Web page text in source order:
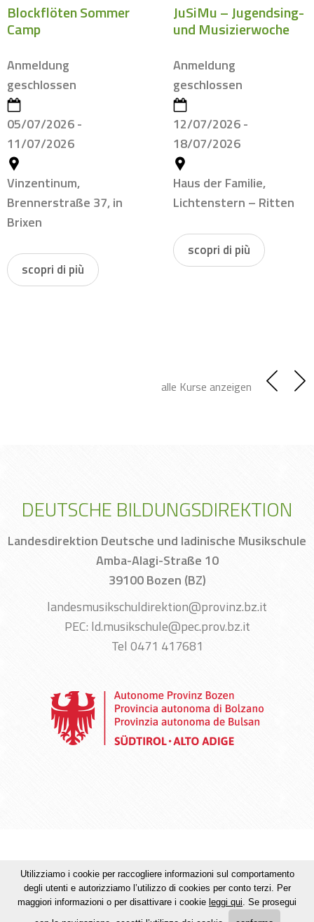
Blockflöten Sommer
Camp
Anmeldung
geschlossen
05/07/2026 -
11/07/2026
Vinzentinum,
Brennerstraße 37, in
Brixen
scopri di più
JuSiMu – Jugendsing-
und Musizierwoche
Anmeldung
geschlossen
12/07/2026 -
18/07/2026
Haus der Familie,
Lichtenstern – Ritten
scopri di più
alle Kurse anzeigen
DEUTSCHE BILDUNGSDIREKTION
Landesdirektion Deutsche und ladinische Musikschule
Amba-Alagi-Straße 10
39100 Bozen (BZ)
landesmusikschuldirektion@provinz.bz.it
PEC: ld.musikschule@pec.prov.bz.it
Tel 0471 417681
Credits Privacy Mappa del sito
MwSt. + Str. Nr. :
00390090215
Utilizziamo i cookie per raccogliere informazioni sul comportamento
degli utenti e autorizziamo l’utilizzo di cookies per conto terzi. Per
maggiori informazioni o per disattivare i cookie leggi qui. Se prosegui